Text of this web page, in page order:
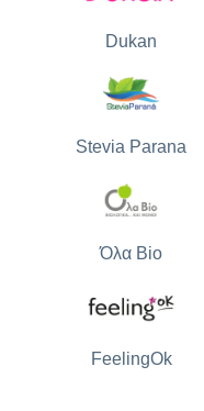
Dukan
Stevia Parana
Όλα Bio
FeelingOk